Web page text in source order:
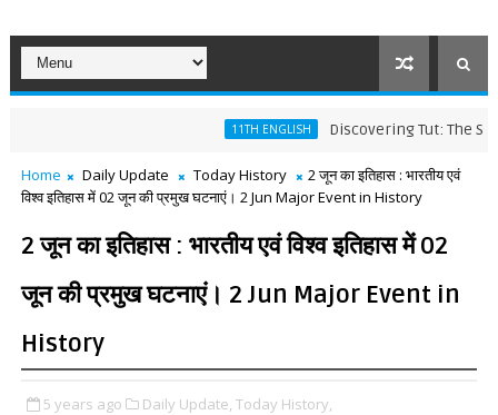
11TH ENGLISH Discovering Tut: The Saga
Home Daily Update Today History
2 जून का इतिहास : भारतीय एवं
विश्व इतिहास में 02 जून की प्रमुख घटनाएं। 2 Jun Major Event in History
2 जून का इतिहास : भारतीय एवं विश्व इतिहास में 02
जून की प्रमुख घटनाएं। 2 Jun Major Event in
History
5 years ago Daily Update, Today History,